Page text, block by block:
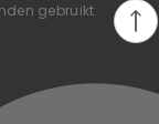
gebruikt.